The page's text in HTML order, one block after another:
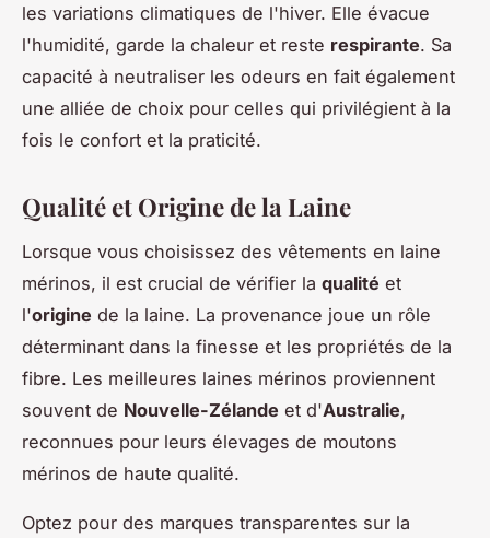
les variations climatiques de l'hiver. Elle évacue
l'humidité, garde la chaleur et reste respirante. Sa
capacité à neutraliser les odeurs en fait également
une alliée de choix pour celles qui privilégient à la
fois le confort et la praticité.
Qualité et Origine de la Laine
Lorsque vous choisissez des vêtements en laine
mérinos, il est crucial de vérifier la qualité et
l'origine de la laine. La provenance joue un rôle
déterminant dans la finesse et les propriétés de la
fibre. Les meilleures laines mérinos proviennent
souvent de Nouvelle-Zélande et d'Australie,
reconnues pour leurs élevages de moutons
mérinos de haute qualité.
Optez pour des marques transparentes sur la